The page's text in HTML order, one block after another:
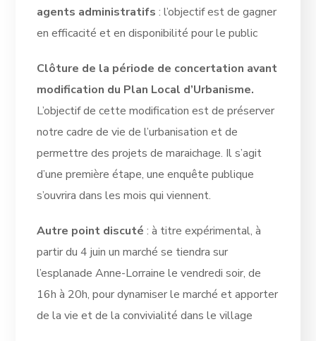
agents administratifs: l’objectif est de gagner
en efficacité et en disponibilité pour le public
Clôture de la période de concertation avant
modification du Plan Local d’Urbanisme.
L’objectif de cette modification est de préserver
notre cadre de vie de l’urbanisation et de
permettre des projets de maraichage. Il s’agit
d’une première étape, une enquête publique
s’ouvrira dans les mois qui viennent.
Autre point discuté: à titre expérimental, à
partir du 4 juin un marché se tiendra sur
l’esplanade Anne-Lorraine le vendredi soir, de
16h à 20h, pour dynamiser le marché et apporter
de la vie et de la convivialité dans le village